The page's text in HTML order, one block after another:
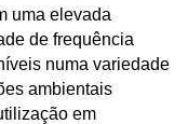
uma elevada
de frequência
numa variedade
ambientais
em